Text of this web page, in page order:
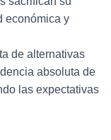
económica y
de alternativas
absoluta de
las expectativas